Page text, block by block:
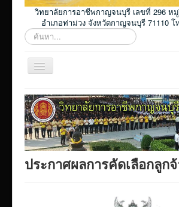
วิทยาลัยการอาชีพกาญจนบุรี เลขที่ 296 ห
อำเภอท่าม่วง จังหวัดกาญจนบุรี 71110 โ
ค้นหา...
สลับ
เก
ชั่น
Home
โปรแกรม ศธ02 ออนไลน์
Elearning_kicec
Facebookงานประชาสัมพันธ์
ประกาศผลการคัดเลือกลูก